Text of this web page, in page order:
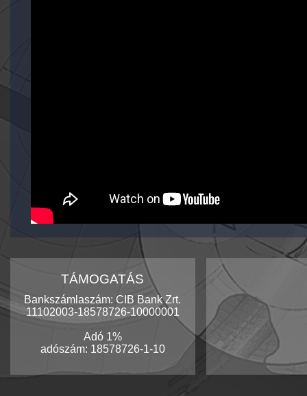
TÁMOGATÁS
Bankszámlaszám: CIB Bank Zrt.
11102003-18578726-10000001
Adó 1%
adószám: 18578726-1-10